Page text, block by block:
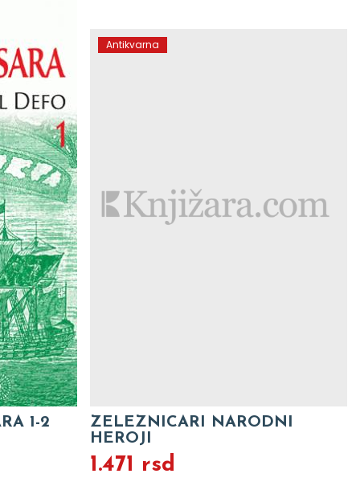
1-2
Antikvarna
ZELEZNICARI NARODNI
HEROJI
1.471 rsd